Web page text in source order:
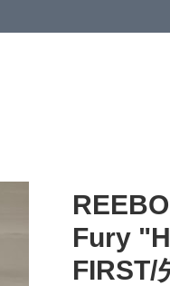
Fury
FIRST/